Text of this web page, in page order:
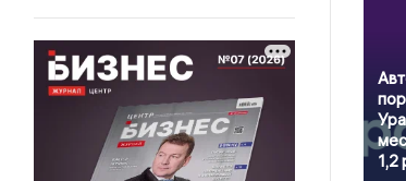
1,2